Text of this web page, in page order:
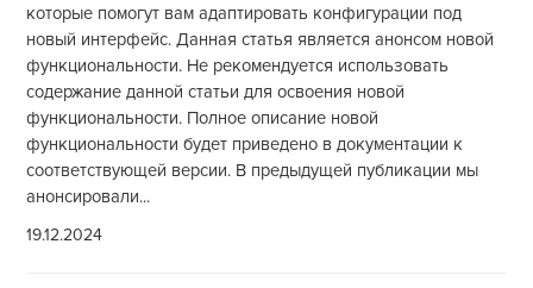
которые помогут вам адаптировать конфигурации под
новый интерфейс. Данная статья является анонсом новой
функциональности. Не рекомендуется использовать
содержание данной статьи для освоения новой
функциональности. Полное описание новой
функциональности будет приведено в документации к
соответствующей версии. В предыдущей публикации мы
анонсировали...
19.12.2024